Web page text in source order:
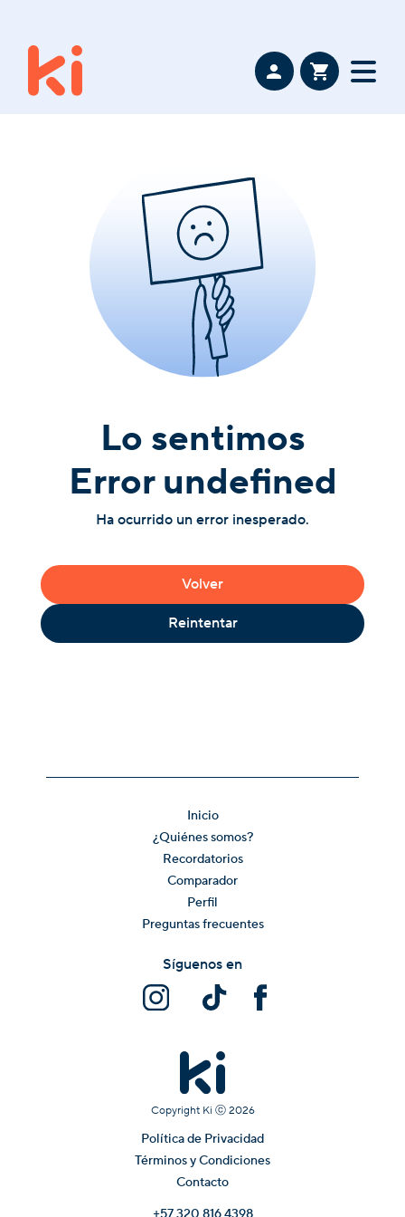
Lo sentimos
Error undefined
Ha ocurrido un error inesperado.
Volver
Reintentar
Inicio
¿Quiénes somos?
Recordatorios
Comparador
Perfil
Preguntas frecuentes
Copyright Ki ⓒ 2026
Política de Privacidad
Términos y Condiciones
Contacto
Síguenos en